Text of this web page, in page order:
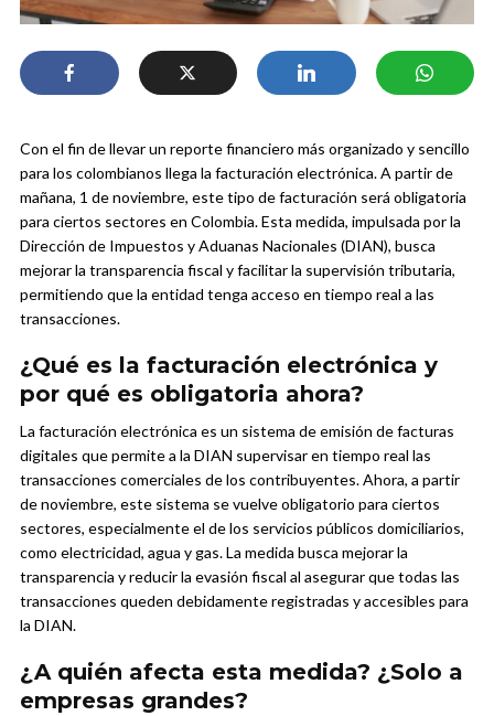
Con el fin de llevar un reporte financiero más organizado y sencillo
para los colombianos llega la facturación electrónica. A partir de
mañana, 1 de noviembre, este tipo de facturación será obligatoria
para ciertos sectores en Colombia. Esta medida, impulsada por la
Dirección de Impuestos y Aduanas Nacionales (DIAN), busca
mejorar la transparencia fiscal y facilitar la supervisión tributaria,
permitiendo que la entidad tenga acceso en tiempo real a las
transacciones.
¿Qué es la facturación electrónica y
por qué es obligatoria ahora?
La facturación electrónica es un sistema de emisión de facturas
digitales que permite a la DIAN supervisar en tiempo real las
transacciones comerciales de los contribuyentes. Ahora, a partir
de noviembre, este sistema se vuelve obligatorio para ciertos
sectores, especialmente el de los servicios públicos domiciliarios,
como electricidad, agua y gas.La medida busca mejorar la
transparencia y reducir la evasión fiscal al asegurar que todas las
transacciones queden debidamente registradas y accesibles para
la DIAN.
¿A quién afecta esta medida? ¿Solo a
empresas grandes?